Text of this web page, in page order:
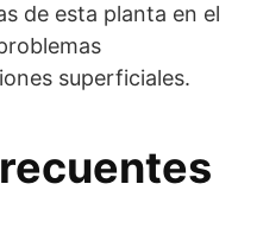
de esta planta en el
superficiales.